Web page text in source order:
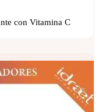
con Vitamina C